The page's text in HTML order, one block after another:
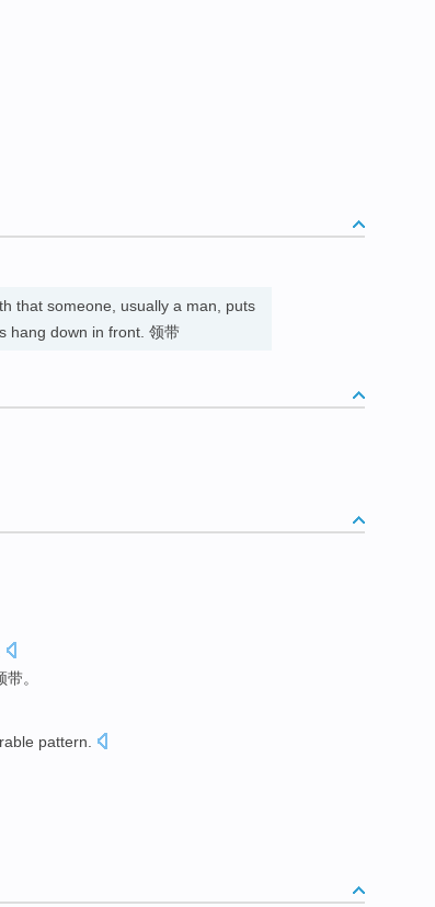
that someone, usually a man, puts
hang down in front. 领带
。
pattern.